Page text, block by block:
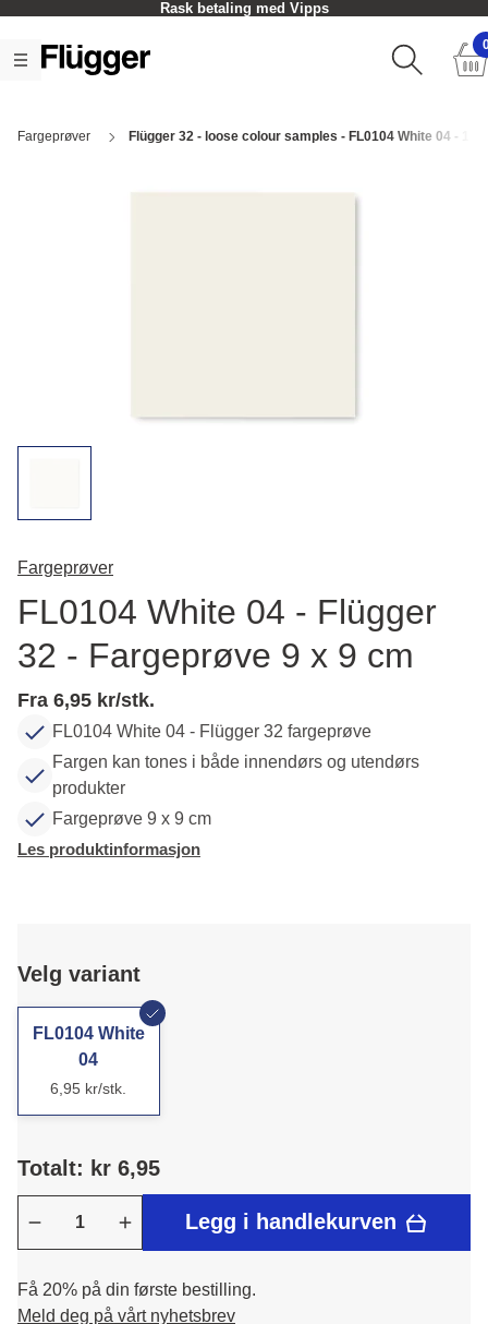
Rask betaling med Vipps
Fargeprøver Flügger 32 - loose colour samples - FL0104 White 04 - 1
Fargeprøver
FL0104 White 04 - Flügger
32 - Fargeprøve 9 x 9 cm
Fra 6,95 kr/stk.
FL0104 White 04 - Flügger 32 fargeprøve
Fargen kan tones i både innendørs og utendørs
produkter
Fargeprøve 9 x 9 cm
Les produktinformasjon
Velg variant
FL0104 White
04
6,95 kr/stk.
Totalt: kr 6,95
Legg i handlekurven
Få 20% på din første bestilling.
Meld deg på vårt nyhetsbrev